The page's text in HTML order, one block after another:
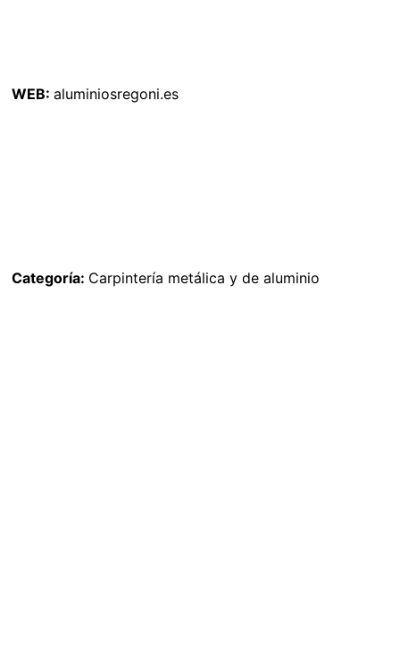
WEB: aluminiosregoni.es
Categoría: Carpintería metálica y de aluminio